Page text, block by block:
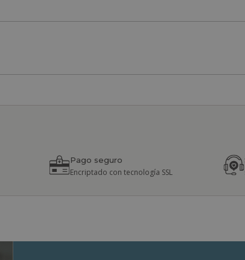
Pago seguro
Encriptado con tecnología SSL